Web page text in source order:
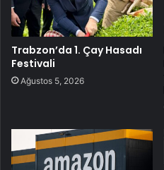
Trabzon’da 1. Çay Hasadı
Festivali
Ağustos 5, 2026